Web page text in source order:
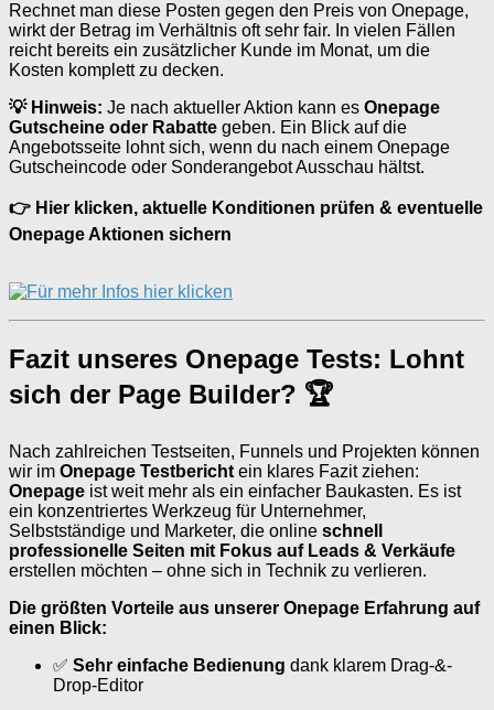
Rechnet man diese Posten gegen den Preis von Onepage,
wirkt der Betrag im Verhältnis oft sehr fair. In vielen Fällen
reicht bereits ein zusätzlicher Kunde im Monat, um die
Kosten komplett zu decken.
💡 Hinweis: Je nach aktueller Aktion kann es Onepage
Gutscheine oder Rabatte geben. Ein Blick auf die
Angebotsseite lohnt sich, wenn du nach einem Onepage
Gutscheincode oder Sonderangebot Ausschau hältst.
👉 Hier klicken, aktuelle Konditionen prüfen & eventuelle
Onepage Aktionen sichern
Fazit unseres Onepage Tests: Lohnt
sich der Page Builder? 🏆
Nach zahlreichen Testseiten, Funnels und Projekten können
wir im Onepage Testbericht ein klares Fazit ziehen:
Onepage ist weit mehr als ein einfacher Baukasten. Es ist
ein konzentriertes Werkzeug für Unternehmer,
Selbstständige und Marketer, die online schnell
professionelle Seiten mit Fokus auf Leads & Verkäufe
erstellen möchten – ohne sich in Technik zu verlieren.
Die größten Vorteile aus unserer Onepage Erfahrung auf
einen Blick:
✅ Sehr einfache Bedienung dank klarem Drag-&-
Drop-Editor